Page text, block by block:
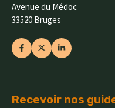
Avenue du Médoc
33520 Bruges
Recevoir nos